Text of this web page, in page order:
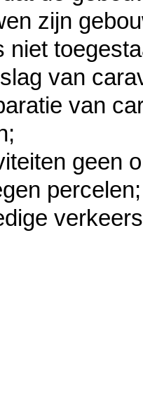
zijn
niet
van
van
geen
percelen;